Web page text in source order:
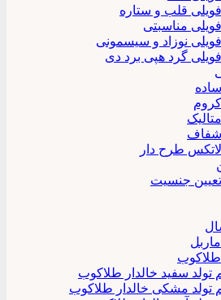
قلب و ستاره
مناسبتی
نوزاد و سیسمونی
گرد هپی برد دی
شفاف
طرح دار
تعیین جنسیت
طلاکوب
تولد سفید خالدار طلاکوب
تولد مشکی خالدار طلاکوب